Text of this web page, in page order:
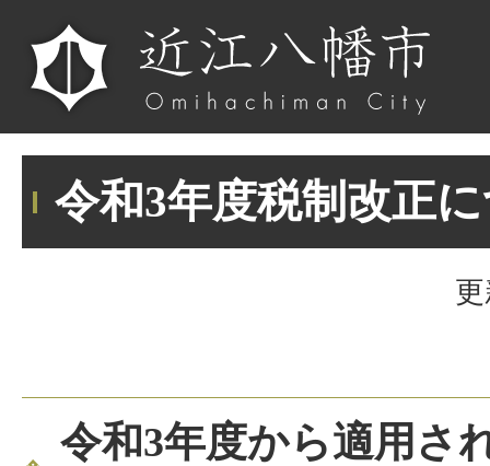
令和3年度税制改正
令和3年度から適用さ